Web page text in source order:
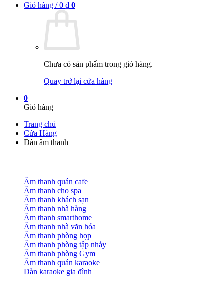
Giỏ hàng /0 ₫ 0
Chưa có sản phẩm trong giỏ hàng.
Quay trở lại cửa hàng
0
Giỏ hàng
Trang chủ
Cửa Hàng
Dàn âm thanh
Âm thanh quán cafe
Âm thanh cho spa
Âm thanh khách sạn
Âm thanh nhà hàng
Âm thanh smarthome
Âm thanh nhà văn hóa
Âm thanh phòng họp
Âm thanh phòng tập nhảy
Âm thanh phòng Gym
Âm thanh quán karaoke
Dàn karaoke gia đình